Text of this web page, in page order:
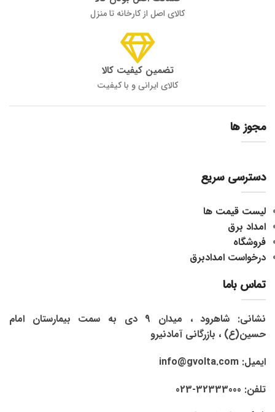
کالای اصل از کارخانه تا منزل
تضمین کیفیت کالا
کالای ایرانی و با کیفیت
مجوز ها
دسترسی سریع
لیست قیمت ها
امداد برق
فروشگاه
درخواست امدادبرق
تماس باما
نشانی: شاهرود ، میدان 9 دی به سمت بیمارستان امام
حسین(ع) ، بازرگانی آمادنیرو
ایمیل: info@gvolta.com
تلفن: 32333000-023